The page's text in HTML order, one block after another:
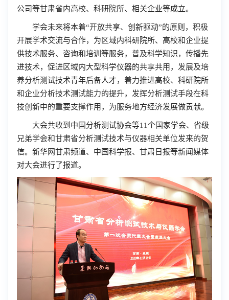
公司等甘肃省内高校、科研院所、相关企业等成立。
学会未来将本着“开放共享、创新驱动”的原则，积极
开展学术交流与合作，为区域内科研院所、高校和企业提
供技术服务、咨询和培训等服务，普及科学知识，传播先
进技术，促进区域内大型科学仪器的共享共用，发展及培
养分析测试技术青年后备人才，着力推进高校、科研院所
和企业分析技术测试能力的提升，发挥分析测试手段在科
技创新中的重要支撑作用，为服务地方经济发展做贡献。
大会共收到中国分析测试协会等11个国家学会、省级
兄弟学会和甘肃省分析测试技术与仪器相关单位发来的贺
信。新华网甘肃频道、中国科学报、甘肃日报等新闻媒体
对大会进行了报道。